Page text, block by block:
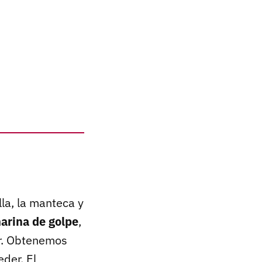
la manteca y
de golpe,
Obtenemos
El